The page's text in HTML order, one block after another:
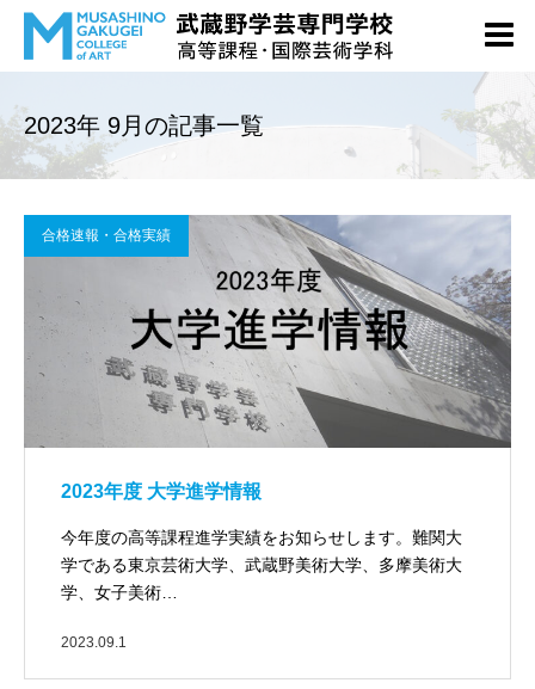
2023年 9月の記事一覧
合格速報・合格実績
2023年度 大学進学情報
今年度の高等課程進学実績をお知らせします。難関大
学である東京芸術大学、武蔵野美術大学、多摩美術大
学、女子美術…
2023.09.1